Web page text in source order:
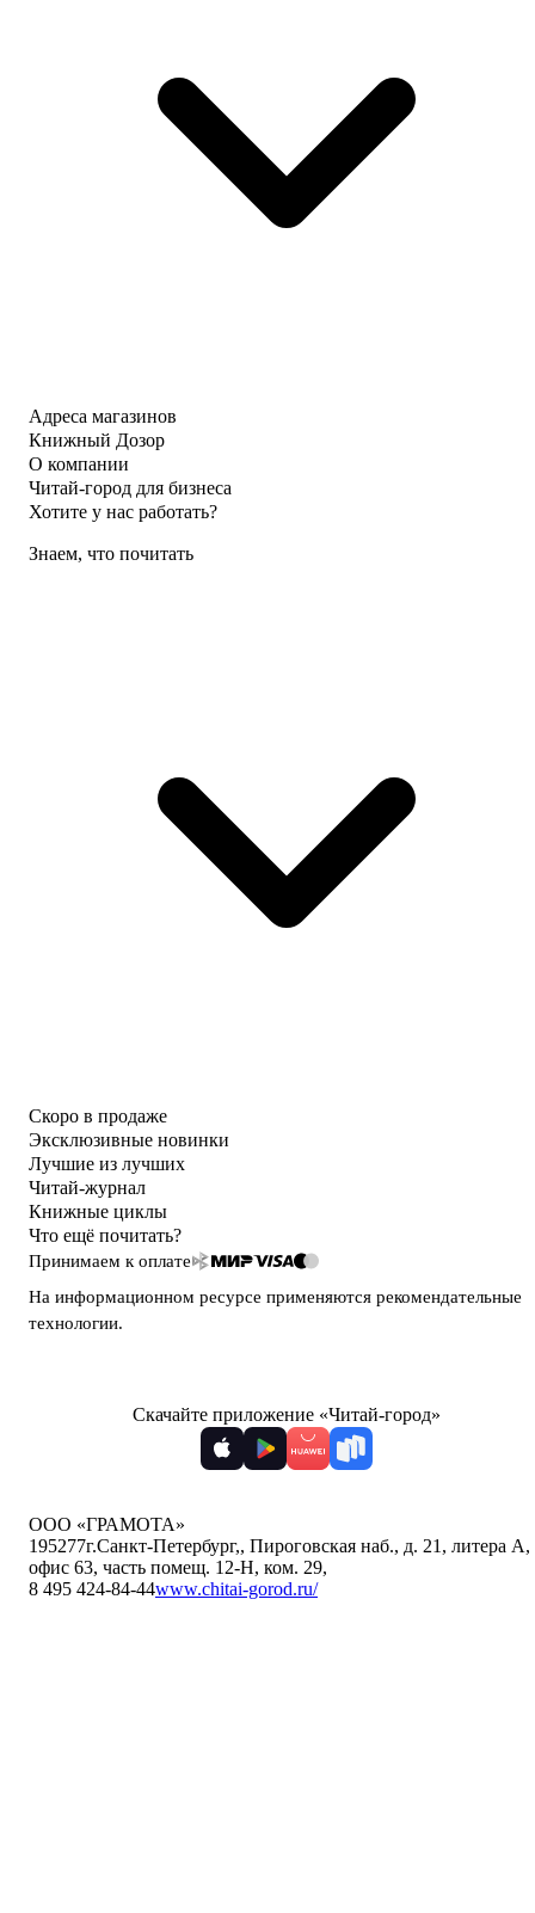
Адреса магазинов
Книжный Дозор
О компании
Читай-город для бизнеса
Хотите у нас работать?
Знаем, что почитать
Скоро в продаже
Эксклюзивные новинки
Лучшие из лучших
Читай-журнал
Книжные циклы
Что ещё почитать?
Принимаем к оплате
На информационном ресурсе применяются рекомендательные
технологии.
Скачайте приложение «Читай-город»
ООО «ГРАМОТА»
195277г.Санкт-Петербург,, Пироговская наб., д. 21, литера А,
офис 63, часть помещ. 12-Н, ком. 29,
8 495 424-84-44www.chitai-gorod.ru/